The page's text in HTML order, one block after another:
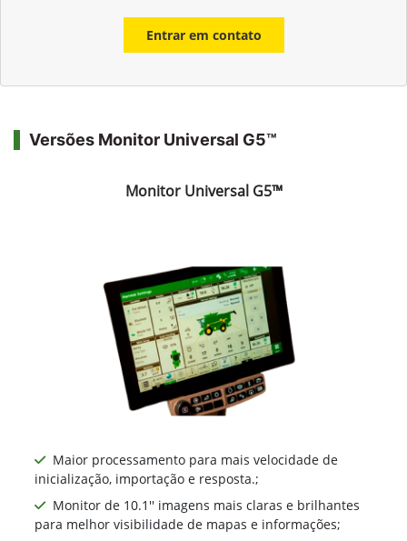
Entrar em contato
Versões Monitor Universal G5™
Monitor Universal G5™
Maior processamento para mais velocidade de
inicialização, importação e resposta.;
Monitor de 10.1'' imagens mais claras e brilhantes
para melhor visibilidade de mapas e informações;